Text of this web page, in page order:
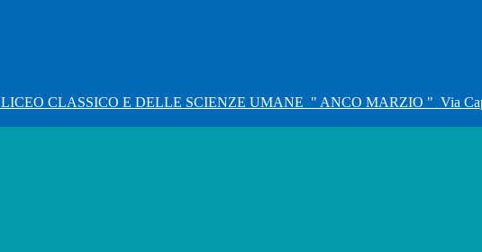
LICEO CLASSICO E DELLE SCIENZE UMANE " ANCO MARZIO " Via